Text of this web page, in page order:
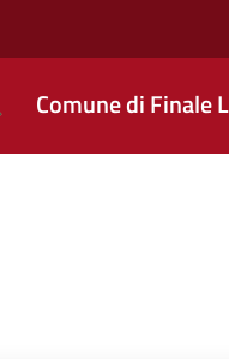
Comune di Finale